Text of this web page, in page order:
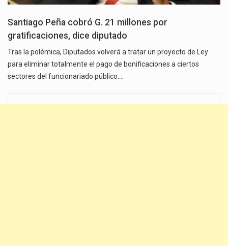
Santiago Peña cobró G. 21 millones por
gratificaciones, dice diputado
Tras la polémica, Diputados volverá a tratar un proyecto de Ley
para eliminar totalmente el pago de bonificaciones a ciertos
sectores del funcionariado público.…